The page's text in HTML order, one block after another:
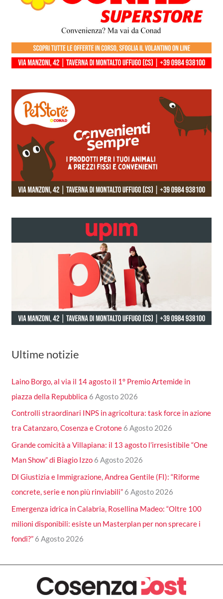
Ultime notizie
Laino Borgo, al via il 14 agosto il 1° Premio Artemide in
piazza della Repubblica 6 Agosto 2026
Controlli straordinari INPS in agricoltura: task force in azione
tra Catanzaro, Cosenza e Crotone 6 Agosto 2026
Grande comicità a Villapiana: il 13 agosto l’irresistibile “One
Man Show” di Biagio Izzo 6 Agosto 2026
Dl Giustizia e Immigrazione, Andrea Gentile (FI): “Riforme
concrete, serie e non più rinviabili” 6 Agosto 2026
Emergenza idrica in Calabria, Rosellina Madeo: “Oltre 100
milioni disponibili: esiste un Masterplan per non sprecare i
fondi?” 6 Agosto 2026